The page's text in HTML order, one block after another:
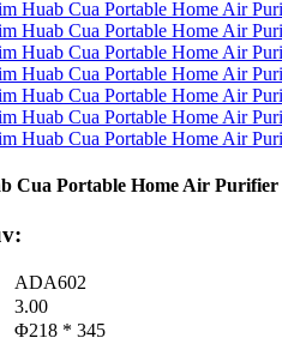
Cua Portable Home Air
ADA602
3.00
Φ218 * 345